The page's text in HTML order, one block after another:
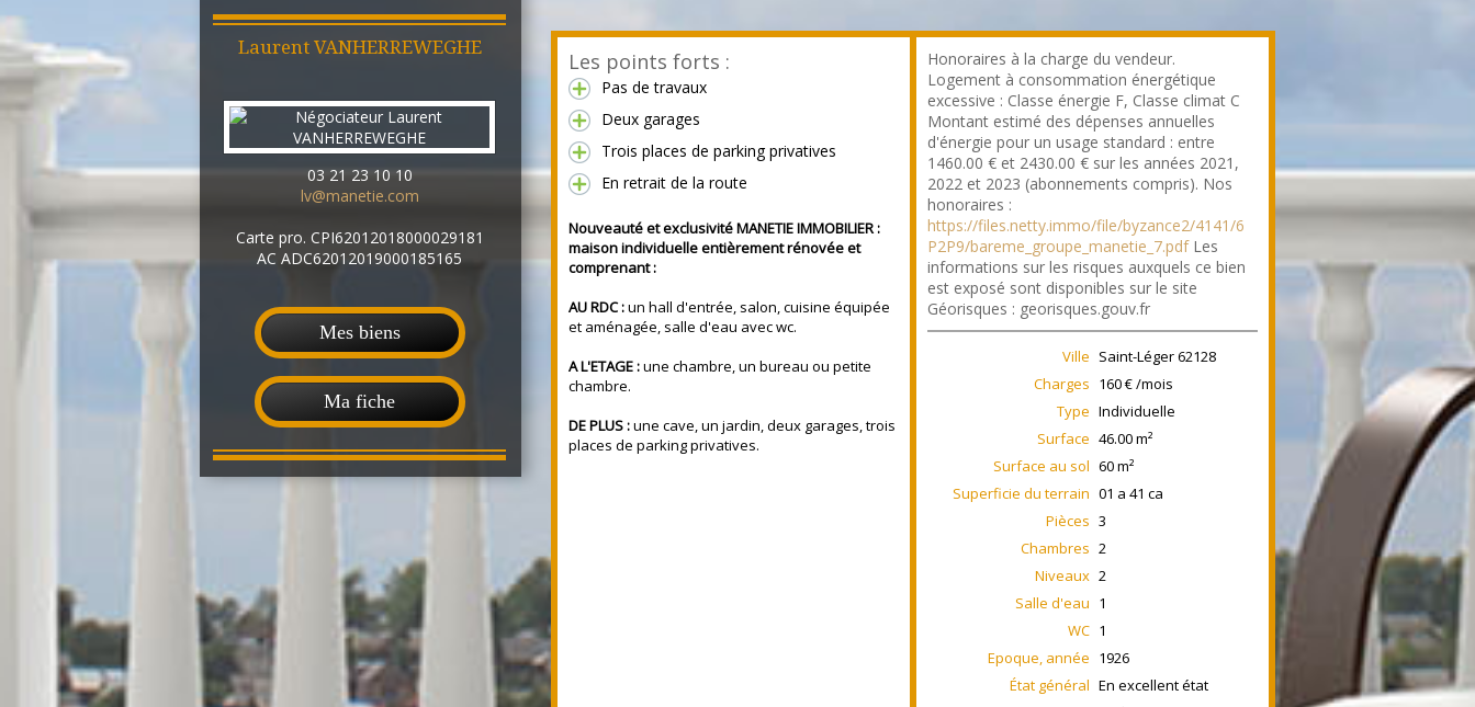
Laurent VANHERREWEGHE
03 21 23 10 10
lv@manetie.com
Carte pro. CPI62012018000029181
AC ADC62012019000185165
Mes biens
Ma fiche
Les points forts :
Pas de travaux
Deux garages
Trois places de parking privatives
En retrait de la route
Nouveauté et exclusivité MANETIE IMMOBILIER :
maison individuelle entièrement rénovée et
comprenant :
AU RDC :un hall d'entrée, salon, cuisine équipée
et aménagée, salle d'eau avec wc.
A L'ETAGE :une chambre, un bureau ou petite
chambre.
DE PLUS :une cave, un jardin, deux garages, trois
places de parking privatives.
Honoraires à la charge du vendeur.
Logement à consommation énergétique
excessive : Classe énergie F, Classe climat C
Montant estimé des dépenses annuelles
d'énergie pour un usage standard : entre
1460.00 € et 2430.00 € sur les années 2021,
2022 et 2023 (abonnements compris). Nos
honoraires :
https://files.netty.immo/file/byzance2/4141/6
P2P9/bareme_groupe_manetie_7.pdfLes
informations sur les risques auxquels ce bien
est exposé sont disponibles sur le site
Géorisques : georisques.gouv.fr
Ville Saint-Léger62128
Charges 160 € /mois
Type Individuelle
Surface 46.00m²
Surface au sol 60m²
Superficie du terrain 01 a 41 ca
Pièces 3
Chambres 2
Niveaux 2
Salle d'eau 1
WC 1
Epoque, année 1926
État général En excellent état